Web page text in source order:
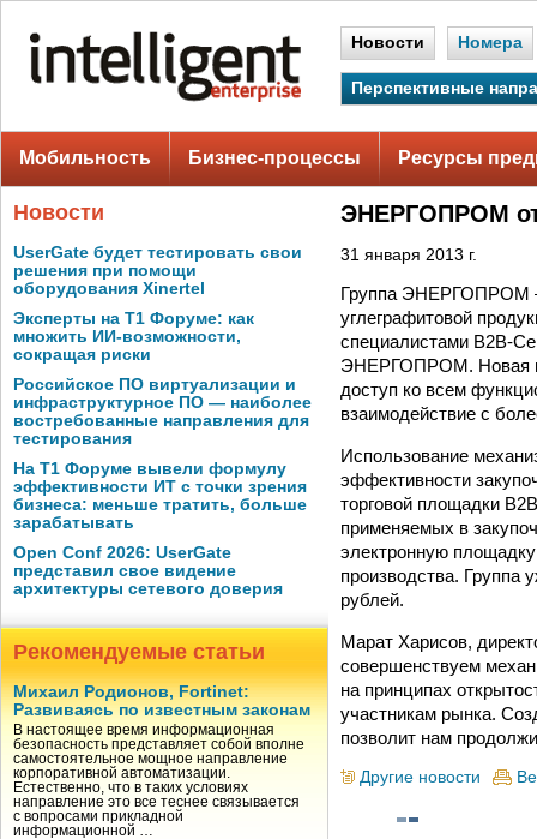
Новости Номера
Перспективные
Мобильность Бизнес-процессы Ресурсы
Новости
UserGate будет тестировать свои
решения при помощи
оборудования Xinertel
Эксперты на Т1 Форуме: как
множить ИИ-возможности,
сокращая риски
Российское ПО виртуализации и
инфраструктурное ПО — наиболее
востребованные направления для
тестирования
На Т1 Форуме вывели формулу
эффективности ИТ с точки зрения
бизнеса: меньше тратить, больше
зарабатывать
Open Conf 2026: UserGate
представил свое видение
архитектуры сетевого доверия
Рекомендуемые статьи
Михаил Родионов, Fortinet:
Развиваясь по известным законам
В настоящее время информационная
безопасность представляет собой вполне
самостоятельное мощное направление
корпоративной автоматизации.
Естественно, что в таких условиях
направление это все теснее связывается
с вопросами прикладной
информационной …
ЭНЕРГОПРОМ
31 января 2013 г.
Группа ЭНЕРГОПРОМ —
углеграфитовой
специалистами B2B-
ЭНЕРГОПРОМ. Новая
доступ ко всем
взаимодействие с
Использование
эффективности
торговой площадки
применяемых в
электронную
производства. Группа
рублей.
Марат Харисов,
совершенствуем
на принципах
участникам рынка.
позволит нам
Другие новости